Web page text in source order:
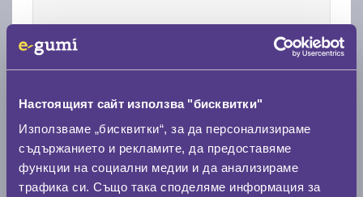
Настоящият сайт използва "бисквитки"
Използваме „бисквитки“, за да персонализираме
съдържанието и рекламите, да предоставяме
функции на социални медии и да анализираме
трафика си. Също така споделяме информация за
Калкулатор
Стар размер